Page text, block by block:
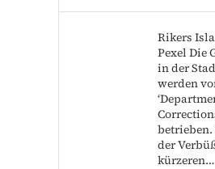
Rikers
Pexel Die
in der
werden
betrieben.
der
kürzeren…